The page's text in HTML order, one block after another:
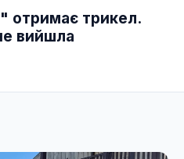
отримає трикел.
вийшла